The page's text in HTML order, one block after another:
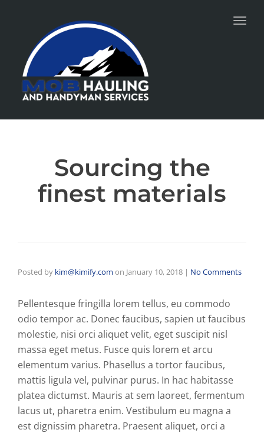
Sourcing the
finest materials
Posted by kim@kimify.com on January 10, 2018 | No Comments
Pellentesque fringilla lorem tellus, eu commodo
odio tempor ac. Donec faucibus, sapien ut faucibus
molestie, nisi orci aliquet velit, eget suscipit nisl
massa eget metus. Fusce quis lorem et arcu
elementum varius. Phasellus a tortor faucibus,
mattis ligula vel, pulvinar purus. In hac habitasse
platea dictumst. Mauris at sem laoreet, fermentum
lacus ut, pharetra enim. Vestibulum eu magna a
est dignissim pharetra. Praesent aliquet, orci a